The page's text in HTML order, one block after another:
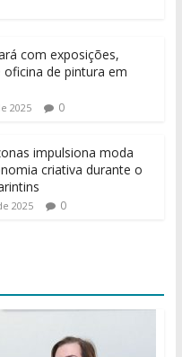
com exposições,
de pintura em
2025 0
impulsiona moda
criativa durante o
2025 0